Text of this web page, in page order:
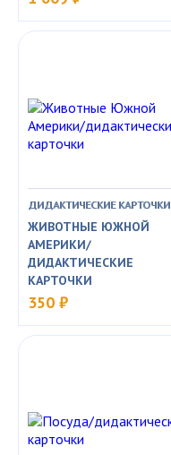
ДИДАКТИЧЕСКИЕ КАРТОЧКИ
ЖИВОТНЫЕ ЮЖНОЙ
АМЕРИКИ/
ДИДАКТИЧЕСКИЕ
КАРТОЧКИ
350 ₽